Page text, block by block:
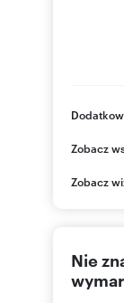
ul. Jana
podlaskie
Zobacz
Zobacz
Nie